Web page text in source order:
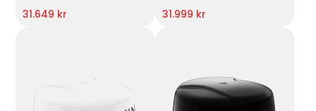
31.649 kr 31.999 kr